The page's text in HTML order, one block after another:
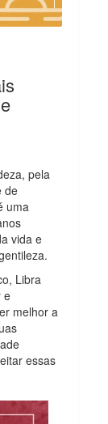
pela
de
uma
vida e
Libra
e
melhor a
essas